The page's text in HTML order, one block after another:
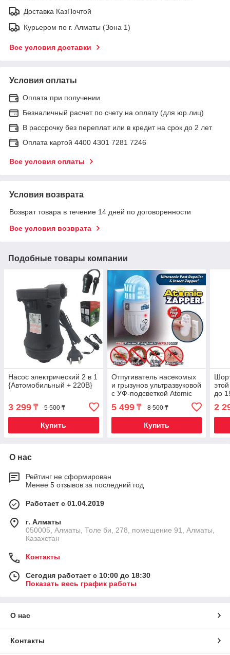
Доставка КазПочтой
Курьером по г. Алматы (Зона 1)
Все условия доставки
Условия оплаты
Оплата при получении
Безналичный расчет по счету на оплату (для юр.лиц)
В рассрочку без переплат или в кредит на срок до 2 лет
Оплата картой 4400 4301 7281 7246
Все условия оплаты
Условия возврата
Возврат товара в течение 14 дней по договоренности
Все условия возврата
Подобные товары компании
Насос электрический 2 в 1
{Автомобильный + 220В}
3 299 ₸ 5 500 ₸
Купить
Отпугиватель насекомых
и грызунов ультразвуковой
с УФ-подсветкой Atomic
Zapper 2 в 1
5 499₸ 8 500 ₸
Купить
до
2
О нас
Рейтинг не сформирован
Менее 5 отзывов за последний год
Работает с 01.04.2019
г. Алматы
050005, Алматы, Толе би, 278, помещение 91, Алматы,
Казахстан
Контакты
Сегодня работает с 10:00 до 18:30
Показать весь график работы
О нас
Контакты